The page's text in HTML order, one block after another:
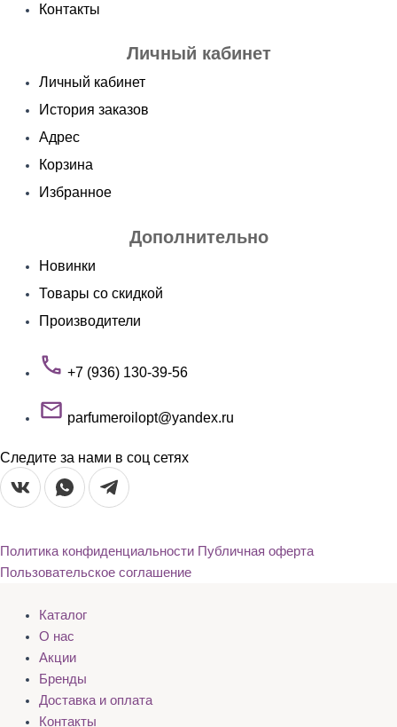
Контакты
Личный кабинет
Личный кабинет
История заказов
Адрес
Корзина
Избранное
Дополнительно
Новинки
Товары со скидкой
Производители
+7 (936) 130-39-56
parfumeroilopt@yandex.ru
Следите за нами в соц сетях
Политика конфиденциальности Публичная оферта
Пользовательское соглашение
Каталог
О нас
Акции
Бренды
Доставка и оплата
Контакты